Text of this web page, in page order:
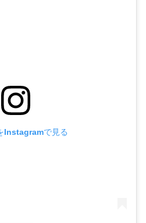
Instagramで見る